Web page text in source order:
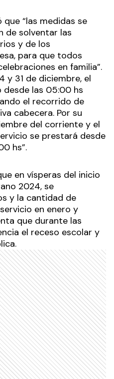
“las medidas se
de solventar las
y de los
para que todos
en familia”.
y 31 de diciembre, el
las 05:00 hs
el recorrido de
cabecera. Por su
del corriente y el
se prestará desde
hs”.
en vísperas del inicio
2024, se
y la cantidad de
en enero y
que durante las
el receso escolar y